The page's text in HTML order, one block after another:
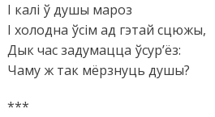
І калі ў душы мароз
І холодна ўсім ад гэтай сцюжы,
Дык час задумацца ўсур’ёз:
Чаму ж так мёрзнуць душы?
***